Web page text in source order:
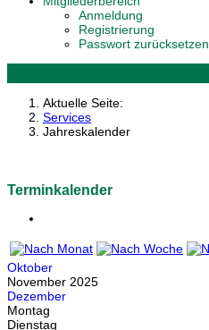
Anmeldung
Registrierung
Passwort zurücksetzen
Aktuelle Seite:
Services
Jahreskalender
Terminkalender
Oktober
November 2025
Dezember
Montag
Dienstag